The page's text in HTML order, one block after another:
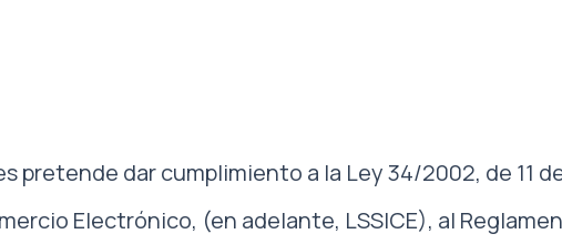
pretende dar cumplimiento a la Ley 34/2002, de 11
Electrónico, (en adelante, LSSICE), al